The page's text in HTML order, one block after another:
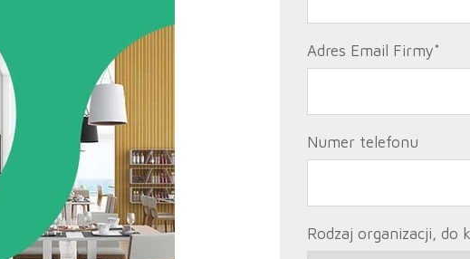
Adres Email Firmy*
Numer telefonu
Rodzaj organizacji, do